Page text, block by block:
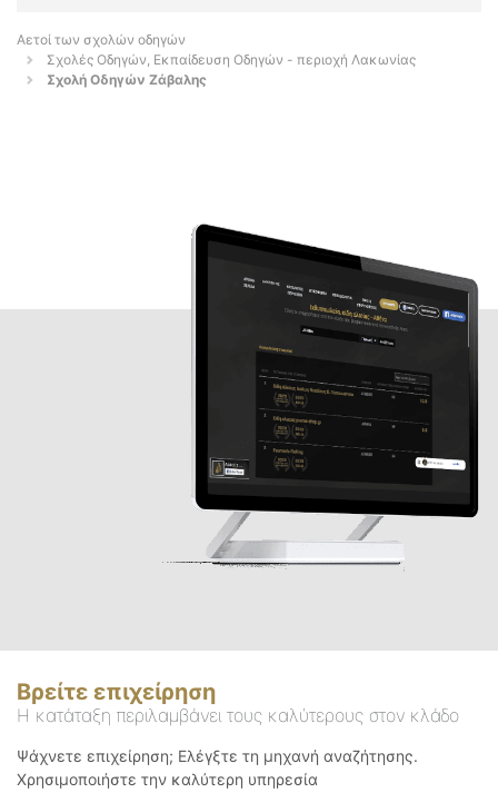
Αετοί των σχολών οδηγών
Σχολές Οδηγών, Εκπαίδευση Οδηγών - περιοχή Λακωνίας
Σχολή Οδηγών Ζάβαλης
Βρείτε επιχείρηση
Η κατάταξη περιλαμβάνει τους καλύτερους στον κλάδο
Ψάχνετε επιχείρηση; Ελέγξτε τη μηχανή αναζήτησης.
Χρησιμοποιήστε την καλύτερη υπηρεσία